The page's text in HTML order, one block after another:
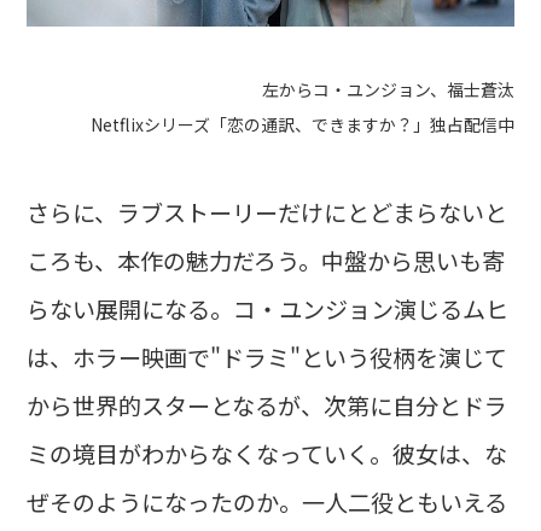
左からコ・ユンジョン、福士蒼汰
Netflixシリーズ「恋の通訳、できますか？」独占配信中
さらに、ラブストーリーだけにとどまらないと
ころも、本作の魅力だろう。中盤から思いも寄
らない展開になる。コ・ユンジョン演じるムヒ
は、ホラー映画で"ドラミ"という役柄を演じて
から世界的スターとなるが、次第に自分とドラ
ミの境目がわからなくなっていく。彼女は、な
ぜそのようになったのか。一人二役ともいえる